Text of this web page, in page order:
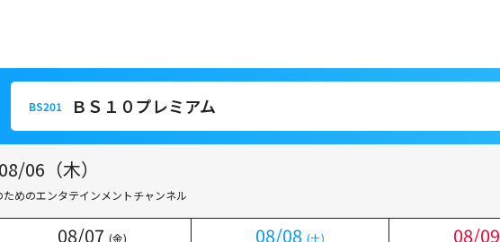
BS201 ＢＳ１０プレミアム
ＢＳ１０プレミアム
06（木）
めのエンタテインメントチャンネル
08/07 (金) 08/08 (土) 08/09
08/07 (金) 08/08 (土) 08/09